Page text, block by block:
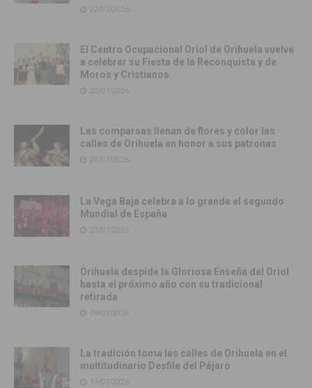
22/07/2026
El Centro Ocupacional Oriol de Orihuela vuelve
a celebrar su Fiesta de la Reconquista y de
Moros y Cristianos
20/07/2026
Las comparsas llenan de flores y color las
calles de Orihuela en honor a sus patronas
20/07/2026
La Vega Baja celebra a lo grande el segundo
Mundial de España
20/07/2026
Orihuela despide la Gloriosa Enseña del Oriol
hasta el próximo año con su tradicional
retirada
19/07/2026
La tradición toma las calles de Orihuela en el
multitudinario Desfile del Pájaro
19/07/2026